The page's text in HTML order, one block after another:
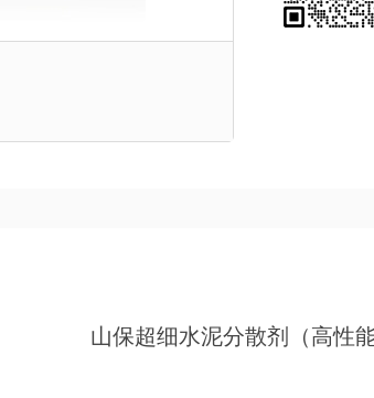
山保超细水泥分散剂（高性